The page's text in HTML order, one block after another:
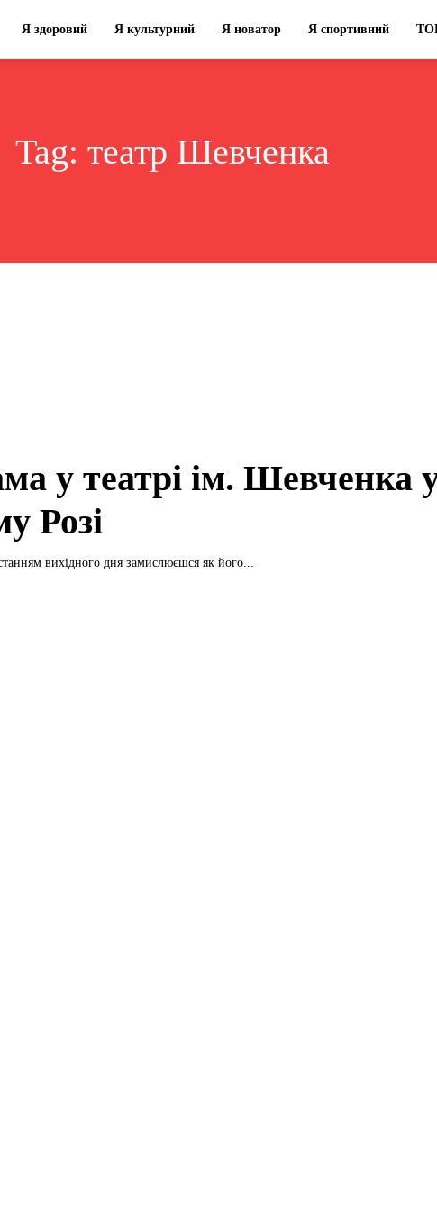
Я здоровий Я культурний Я новатор Я спортивний
Tag: театр Шевченка
у театрі ім. Шевченка
Розі
вихідного дня замислюєшся як його...